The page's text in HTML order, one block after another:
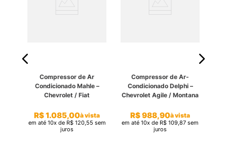
Compressor de Ar
Condicionado Mahle –
Chevrolet / Fiat
R$1.085,00à vista
em até 10x de R$ 120,55 sem
juros
Compressor de Ar-
Condicionado Delphi –
Chevrolet Agile / Montana
R$988,90à vista
em até 10x de R$ 109,87 sem
juros